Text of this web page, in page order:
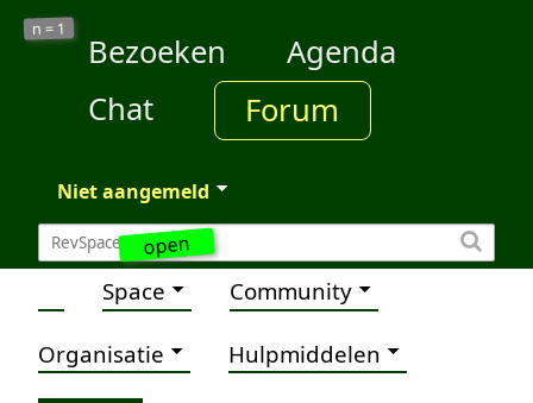
open
n = 1
Bezoeken
Agenda
Chat
Forum
Niet aangemeld
Space Community
Organisatie Hulpmiddelen